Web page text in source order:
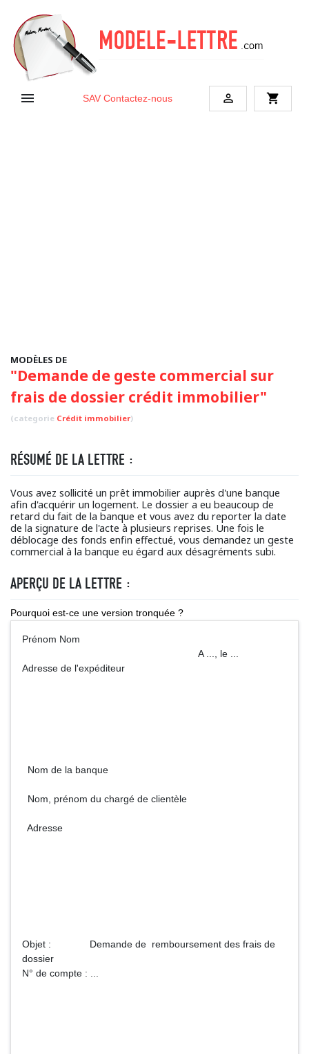
 SAV Contactez-nous  shopping_cart
MODÈLES DE
"Demande de geste commercial sur
frais de dossier crédit immobilier"
(categorie Crédit immobilier)
RÉSUMÉ DE LA LETTRE :
Vous avez sollicité un prêt immobilier auprès d'une banque
afin d'acquérir un logement. Le dossier a eu beaucoup de
retard du fait de la banque et vous avez du reporter la date
de la signature de l'acte à plusieurs reprises. Une fois le
déblocage des fonds enfin effectué, vous demandez un geste
commercial à la banque eu égard aux désagréments subi.
APERÇU DE LA LETTRE :
Pourquoi est-ce une version tronquée ?
Prénom Nom
A ..., le ...
Adresse de l'expéditeur
Nom de la banque
Nom, prénom du chargé de clientèle
Adresse
Objet : Demande de remboursement des frais de
dossier
N° de compte : ...